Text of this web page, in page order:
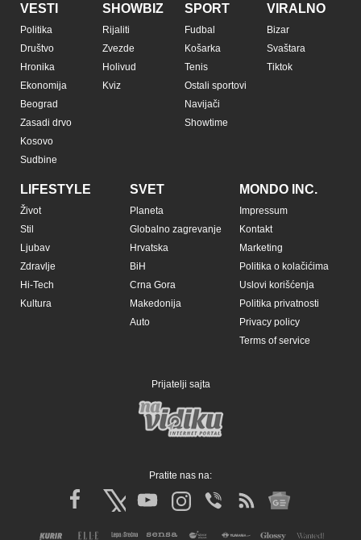
VESTI
Politika
Društvo
Hronika
Ekonomija
Beograd
Zasadi drvo
Kosovo
Sudbine
SHOWBIZ
Rijaliti
Zvezde
Holivud
Kviz
SPORT
Fudbal
Košarka
Tenis
Ostali sportovi
Navijači
Showtime
VIRALNO
Bizar
Svaštara
Tiktok
LIFESTYLE
Život
Stil
Ljubav
Zdravlje
Hi-Tech
Kultura
SVET
Planeta
Globalno zagrevanje
Hrvatska
BiH
Crna Gora
Makedonija
Auto
MONDO INC.
Impressum
Kontakt
Marketing
Politika o kolačićima
Uslovi korišćenja
Politika privatnosti
Privacy policy
Terms of service
Prijatelji sajta
Pratite nas na: